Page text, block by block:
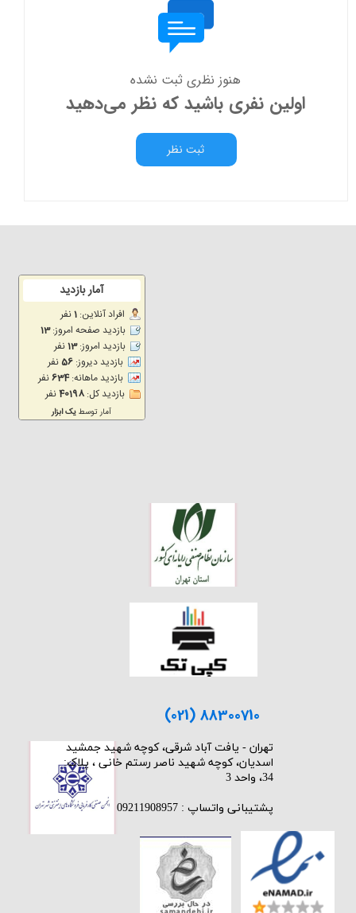
هنوز نظری ثبت نشده
اولین نفری باشید که نظر می‌دهید
ثبت نظر
(021) 88300710
​تهران - یافت آباد شرقی، کوچه شهید جمشید
اسدیان، کوچه شهید ناصر رستم خانی ، پلاک:
34، واحد 3
پشتیبانی واتساپ : 09211908957